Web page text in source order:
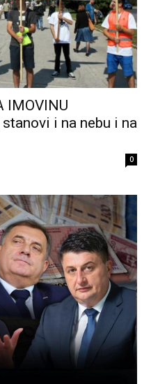
IMOVINU
i na nebu i na
0